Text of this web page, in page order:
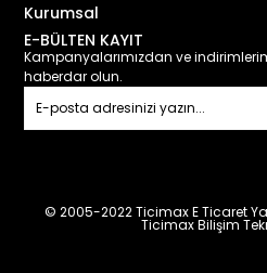
Kurumsal
E-BÜLTEN KAYIT
Kampanyalarımızdan ve
haberdar olun.
© 2005-2022 Ticimax E Ticaret
Ticimax Bilişim